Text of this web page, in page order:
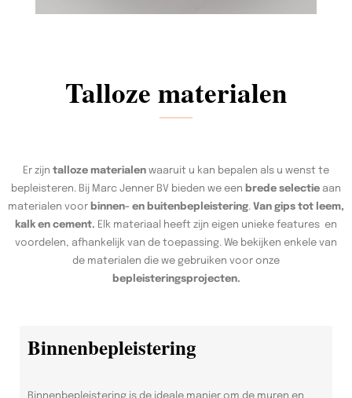
Talloze materialen
Er zijn talloze materialen waaruit u kan bepalen als u wenst te
bepleisteren. Bij Marc Jenner BV bieden we een brede selectie aan
materialen voor binnen- en buitenbepleistering. Van gips tot leem,
kalk en cement. Elk materiaal heeft zijn eigen unieke features en
voordelen, afhankelijk van de toepassing. We bekijken enkele van
de materialen die we gebruiken voor onze
bepleisteringsprojecten.
Binnenbepleistering
Binnenbepleistering is de ideale manier om de muren en